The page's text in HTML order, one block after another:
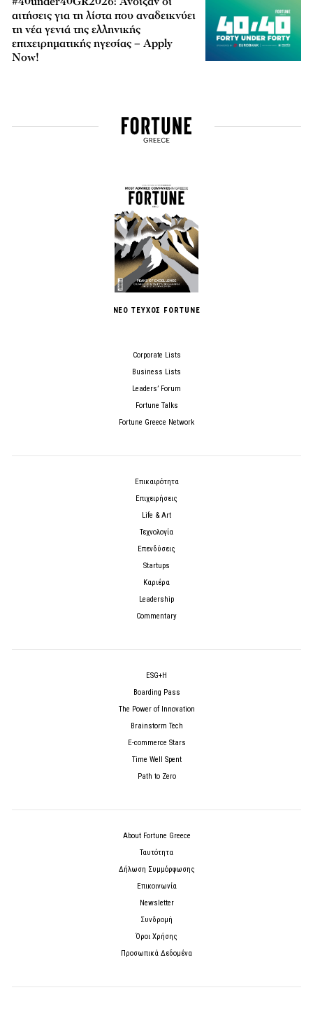
αιτήσεις για τη λίστα που αναδεικνύει
τη νέα γενιά της ελληνικής
επιχειρηματικής ηγεσίας – Apply
Now!
ΝΕΟ ΤΕΥΧΟΣ FORTUNE
Corporate Lists
Business Lists
Leaders’ Forum
Fortune Talks
Fortune Greece Network
Επικαιρότητα
Επιχειρήσεις
Life & Art
Τεχνολογία
Επενδύσεις
Startups
Καριέρα
Leadership
Commentary
ESG+H
Boarding Pass
The Power of Innovation
Brainstorm Tech
E-commerce Stars
Time Well Spent
Path to Zero
About Fortune Greece
Ταυτότητα
Δήλωση Συμμόρφωσης
Επικοινωνία
Newsletter
Συνδρομή
Όροι Χρήσης
Προσωπικά Δεδομένα